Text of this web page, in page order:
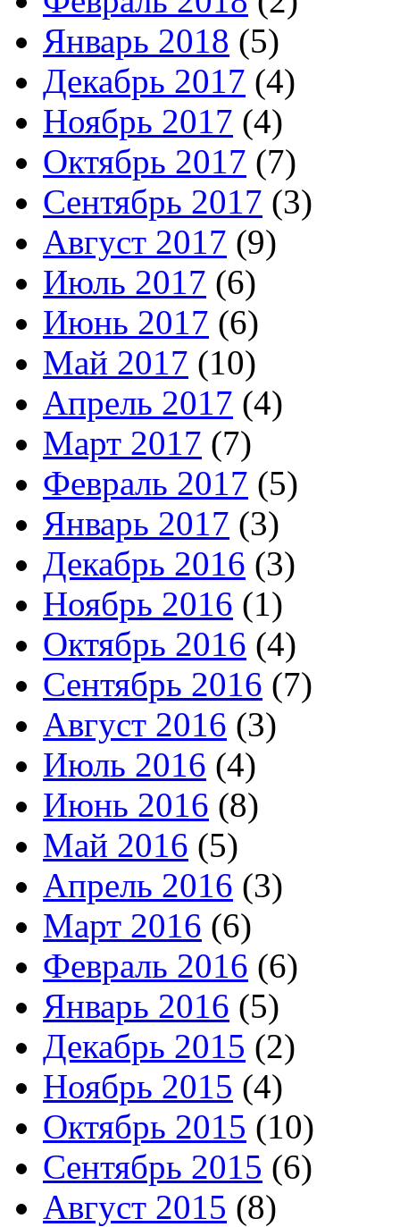
Январь 2018 (5)
Декабрь 2017 (4)
Ноябрь 2017 (4)
Октябрь 2017 (7)
Сентябрь 2017 (3)
Август 2017 (9)
Июль 2017 (6)
Июнь 2017 (6)
Май 2017 (10)
Апрель 2017 (4)
Март 2017 (7)
Февраль 2017 (5)
Январь 2017 (3)
Декабрь 2016 (3)
Ноябрь 2016 (1)
Октябрь 2016 (4)
Сентябрь 2016 (7)
Август 2016 (3)
Июль 2016 (4)
Июнь 2016 (8)
Май 2016 (5)
Апрель 2016 (3)
Март 2016 (6)
Февраль 2016 (6)
Январь 2016 (5)
Декабрь 2015 (2)
Ноябрь 2015 (4)
Октябрь 2015 (10)
Сентябрь 2015 (6)
Август 2015 (8)